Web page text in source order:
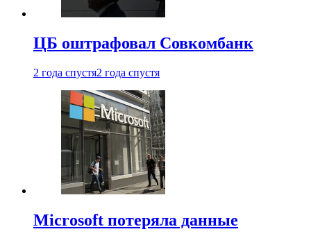
ЦБ оштрафовал Совкомбанк
2 года спустя2 года спустя
Microsoft потеряла данные